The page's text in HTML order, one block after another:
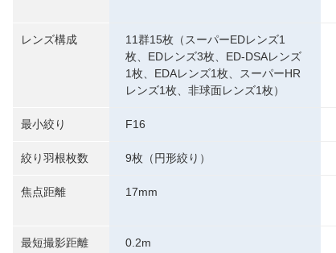
レンズ構成
最小絞り
絞り羽根枚数
焦点距離
最短撮影距離
11群15枚（スーパーEDレンズ1
枚、EDレンズ3枚、ED-DSAレンズ
1枚、EDAレンズ1枚、スーパーHR
レンズ1枚、非球面レンズ1枚）
F16
9枚（円形絞り）
17mm
0.2m